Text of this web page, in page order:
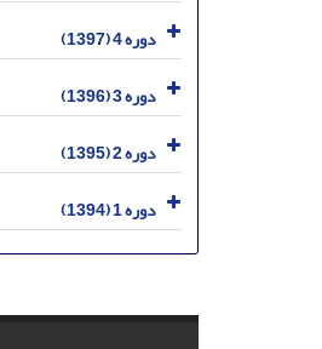
دوره 4 (1397)
دوره 3 (1396)
دوره 2 (1395)
دوره 1 (1394)